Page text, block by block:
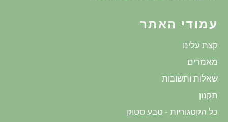
עמודי האתר
קצת עלינו
מאמרים
שאלות ותשובות
תקנון
כל הקטגוריות - טבע סטוק